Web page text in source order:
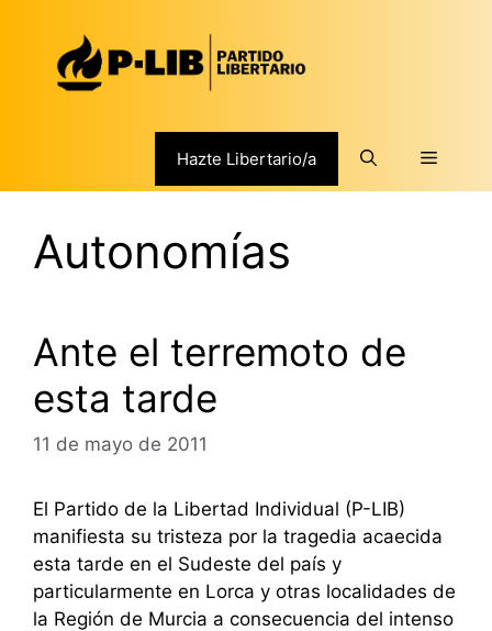
contenido
Hazte Libertario/a Menú
Autonomías
Ante el terremoto de
esta tarde
11 de mayo de 2011
El Partido de la Libertad Individual (P-LIB)
manifiesta su tristeza por la tragedia acaecida
esta tarde en el Sudeste del país y
particularmente en Lorca y otras localidades de
la Región de Murcia a consecuencia del intenso